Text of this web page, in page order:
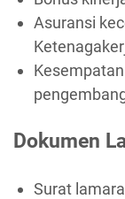
Asuransi
Dokumen
Surat